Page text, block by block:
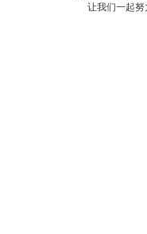
让我们一起